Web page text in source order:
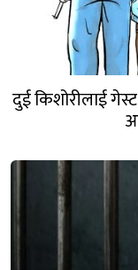
दुई किशोरीलाई